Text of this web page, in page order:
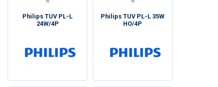
Philips TUV PL-L
24W/4P
Philips TUV PL-L 35W
HO/4P